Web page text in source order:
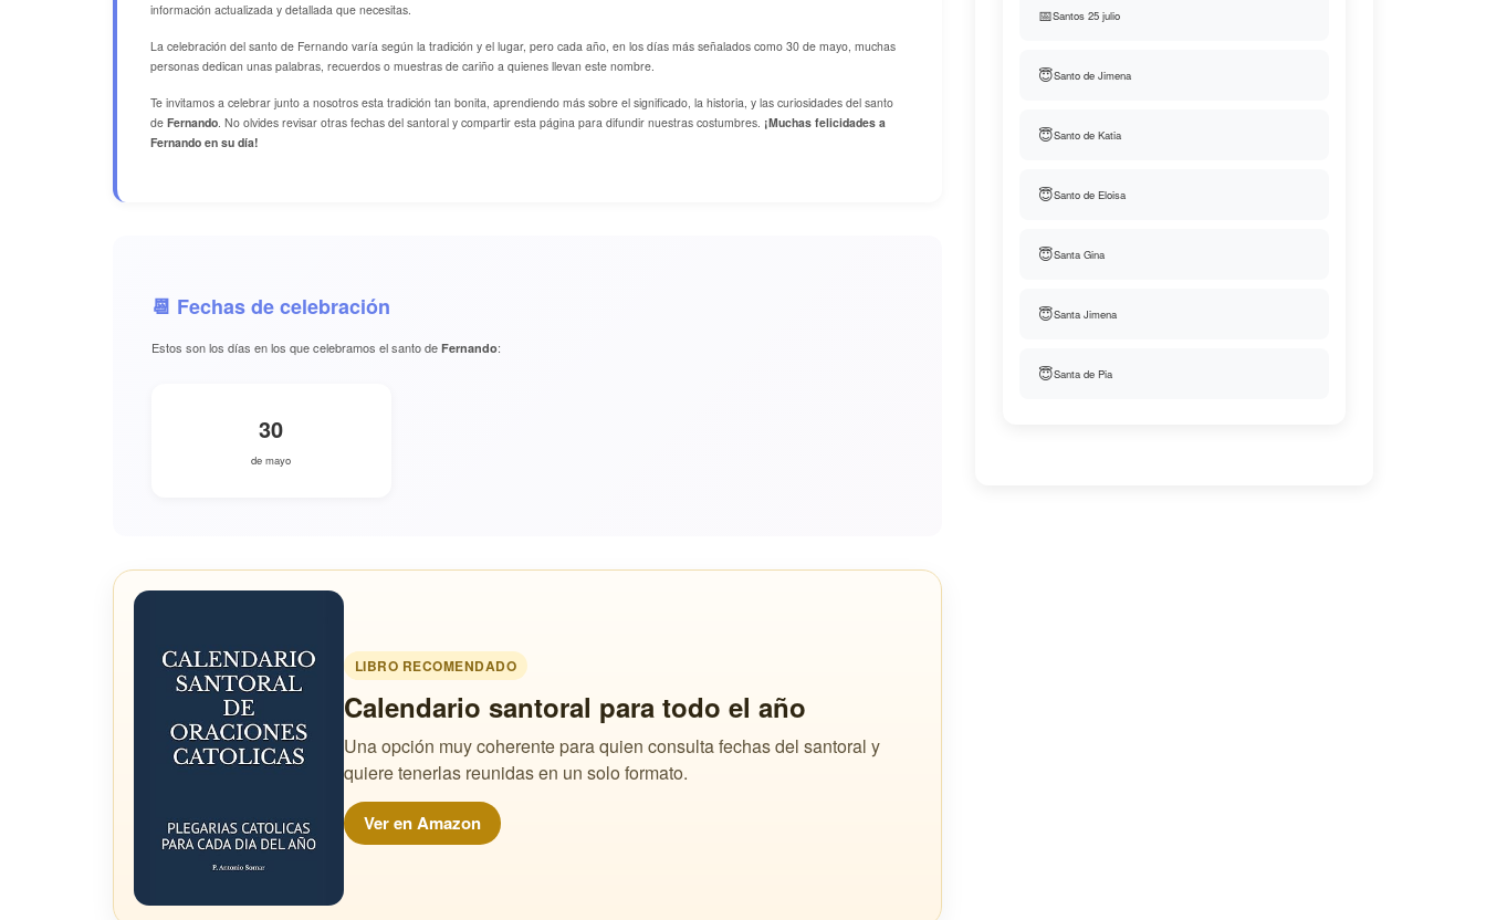
información actualizada y detallada que necesitas.
La celebración del santo de Fernando varía según la tradición y el lugar, pero cada año, en los días más señalados como 30 de mayo, muchas
personas dedican unas palabras, recuerdos o muestras de cariño a quienes llevan este nombre.
Te invitamos a celebrar junto a nosotros esta tradición tan bonita, aprendiendo más sobre el significado, la historia, y las curiosidades del santo
de Fernando. No olvides revisar otras fechas del santoral y compartir esta página para difundir nuestras costumbres. ¡Muchas felicidades a
Fernando en su día!
📆 Fechas de celebración
Estos son los días en los que celebramos el santo de Fernando:
30
de mayo
LIBRO RECOMENDADO
Calendario santoral para todo el año
Una opción muy coherente para quien consulta fechas del santoral y
quiere tenerlas reunidas en un solo formato.
Ver en Amazon
📅Santos 25 julio
😇Santo de Jimena
😇Santo de Katia
😇Santo de Eloisa
😇Santa Gina
😇Santa Jimena
😇Santa de Pia